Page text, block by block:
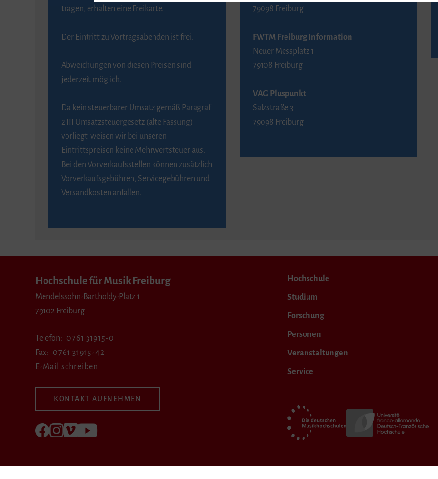
tragen, erhalten eine Freikarte.
Der Eintritt zu Vortragsabenden ist frei.
Abweichungen von diesen Preisen sind
jederzeit möglich.
Da kein steuerbarer Umsatz gemäß Paragraf
2 III Umsatzsteuergesetz (alte Fassung)
vorliegt, weisen wir bei unseren
Eintrittspreisen keine Mehrwertsteuer aus.
Bei den Vorverkaufsstellen können zusätzlich
Vorverkaufsgebühren, Servicegebühren und
Versandkosten anfallen.
79098 Freiburg
FWTM Freiburg Information
Neuer Messplatz 1
79108 Freiburg
VAG Pluspunkt
Salzstraße 3
79098 Freiburg
Hochschule für Musik Freiburg
Mendelssohn-Bartholdy-Platz 1
79102 Freiburg
Telefon
0761 31915-0
Fax
0761 31915-42
E-Mail schreiben
KONTAKT AUFNEHMEN
Folgen Sie uns auf Facebook
Folgen Sie uns auf Instagram
Besuchen Sie uns bei Vimeo
Hochschule
Studium
Forschung
Personen
Veranstaltungen
Service